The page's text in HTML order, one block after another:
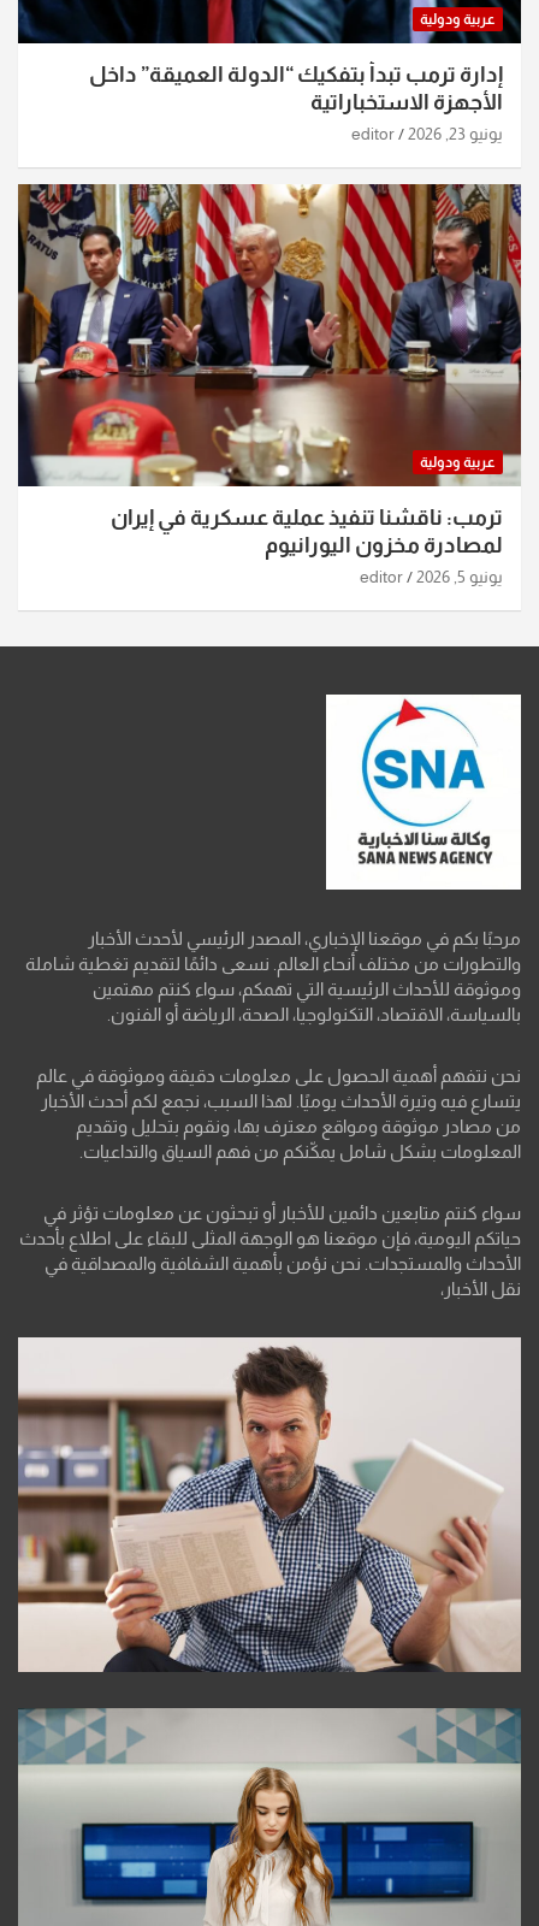
عربية ودولية
إدارة ترمب تبدأ بتفكيك “الدولة العميقة” داخل
الأجهزة الاستخباراتية
يونيو 23, 2026 editor
عربية ودولية
ترمب: ناقشنا تنفيذ عملية عسكرية في إيران
لمصادرة مخزون اليورانيوم
يونيو 5, 2026 editor
مرحبًا بكم في موقعنا الإخباري، المصدر الرئيسي لأحدث الأخبار
والتطورات من مختلف أنحاء العالم. نسعى دائمًا لتقديم تغطية شاملة
وموثوقة للأحداث الرئيسية التي تهمكم، سواء كنتم مهتمين
بالسياسة، الاقتصاد، التكنولوجيا، الصحة، الرياضة أو الفنون.
نحن نتفهم أهمية الحصول على معلومات دقيقة وموثوقة في عالم
يتسارع فيه وتيرة الأحداث يوميًا. لهذا السبب، نجمع لكم أحدث الأخبار
من مصادر موثوقة ومواقع معترف بها، ونقوم بتحليل وتقديم
المعلومات بشكل شامل يمكّنكم من فهم السياق والتداعيات.
سواء كنتم متابعين دائمين للأخبار أو تبحثون عن معلومات تؤثر في
حياتكم اليومية، فإن موقعنا هو الوجهة المثلى للبقاء على اطلاع بأحدث
الأحداث والمستجدات. نحن نؤمن بأهمية الشفافية والمصداقية في
نقل الأخبار،